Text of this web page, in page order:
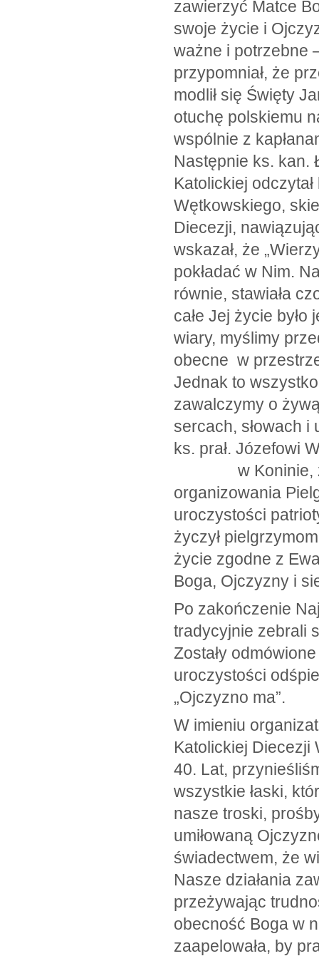
zawierzyć Matce
swoje życie i
ważne i potrzebne
przypomniał, że
modlił się Święty
otuchę polskiemu
wspólnie z
Następnie ks. kan.
Katolickiej
Wętkowskiego,
Diecezji,
wskazał, że
pokładać w Nim.
równie, stawiała
całe Jej życie
wiary, myślimy
obecne w
Jednak to
zawalczymy o
sercach, słowach i
ks. prał. Józefowi
w Koninie, za
organizowania
uroczystości
życzył
życie zgodne z
Boga, Ojczyzny i
Po zakończenie
tradycyjnie zebrali
Zostały
uroczystości
„Ojczyzno ma”.
W imieniu
Katolickiej Diecezji
40. Lat,
wszystkie łaski,
nasze troski,
umiłowaną
świadectwem, że
Nasze działania
przeżywając
obecność Boga w
zaapelowała, by